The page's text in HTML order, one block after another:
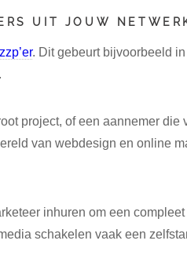
UIT JOUW
. Dit gebeurt bijvoorbeeld
project, of een aannemer die
van webdesign en online
inhuren om een
schakelen vaak een